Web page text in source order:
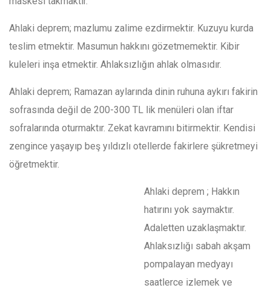
Ahlaki deprem; mazlumu zalime ezdirmektir. Kuzuyu kurda
teslim etmektir. Masumun hakkını gözetmemektir. Kibir
kuleleri inşa etmektir. Ahlaksızlığın ahlak olmasıdır.
Ahlaki deprem; Ramazan aylarında dinin ruhuna aykırı fakirin
sofrasında değil de 200-300 TL lik menüleri olan iftar
sofralarında oturmaktır. Zekat kavramını bitirmektir. Kendisi
zengince yaşayıp beş yıldızlı otellerde fakirlere şükretmeyi
öğretmektir.
Ahlaki deprem ; Hakkın
hatırını yok saymaktır.
Adaletten uzaklaşmaktır.
Ahlaksızlığı sabah akşam
pompalayan medyayı
saatlerce izlemek ve